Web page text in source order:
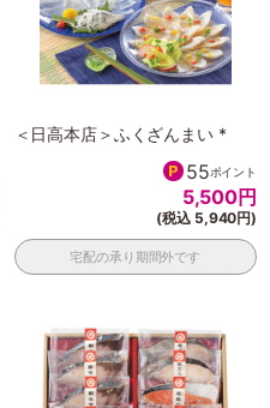
＜日高本店＞ふくざんまい *
55ポイント
5,500円
(税込 5,940円)
宅配の承り期間外です